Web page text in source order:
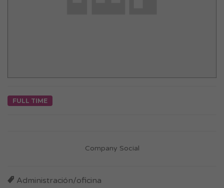
FULL TIME
Company Social
Administración/oficina